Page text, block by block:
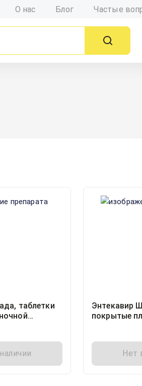
О нас Блог Частые
таблетки
Энтекавир
покрытые
Россия
Нет